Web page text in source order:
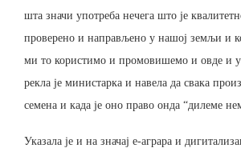
шта значи употреба нечега што је
проверено и направљено у нашој земљи и
ми то користимо и промовишемо и овде и у
рекла је министарка и навела да свака
семена и када је оно право онда “дилеме
Указала је и на значај е-аграра и